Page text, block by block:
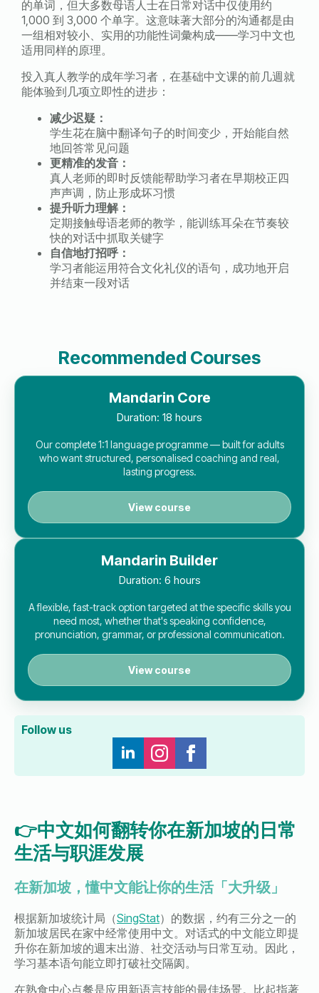
的单词，但大多数母语人士在日常对话中仅使用约
1,000 到 3,000 个单字。这意味著大部分的沟通都是由
一组相对较小、实用的功能性词彙构成——学习中文也
适用同样的原理。
投入真人教学的成年学习者，在基础中文课的前几週就
能体验到几项立即性的进步：
减少迟疑：
学生花在脑中翻译句子的时间变少，开始能自然
地回答常见问题
更精准的发音：
真人老师的即时反馈能帮助学习者在早期校正四
声声调，防止形成坏习惯
提升听力理解：
定期接触母语老师的教学，能训练耳朵在节奏较
快的对话中抓取关键字
自信地打招呼：
学习者能运用符合文化礼仪的语句，成功地开启
并结束一段对话
Recommended Courses
Mandarin Core
Duration: 18 hours
Our complete 1:1 language programme — built for adults
who want structured, personalised coaching and real,
lasting progress.
View course
Mandarin Builder
Duration: 6 hours
A flexible, fast-track option targeted at the specific skills you
need most, whether that's speaking confidence,
pronunciation, grammar, or professional communication.
View course
Follow us
👉中文如何翻转你在新加坡的日常
生活与职涯发展
在新加坡，懂中文能让你的生活「大升级」
根据新加坡统计局（SingStat）的数据，约有三分之一的
新加坡居民在家中经常使用中文。对话式的中文能立即提
升你在新加坡的週末出游、社交活动与日常互动。因此，
学习基本语句能立即打破社交隔阂。
在熟食中心点餐是应用新语言技能的最佳场景。比起指著